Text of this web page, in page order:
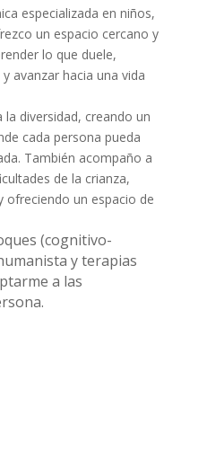
especializada en niños,
un espacio cercano y
lo que duele,
avanzar hacia una vida
diversidad, creando un
cada persona pueda
También acompaño a
de la crianza,
ofreciendo un espacio de
(cognitivo-
y terapias
a las